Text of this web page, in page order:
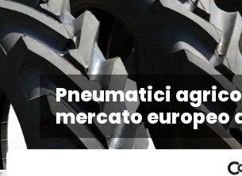
Pneumatici
mercato europeo